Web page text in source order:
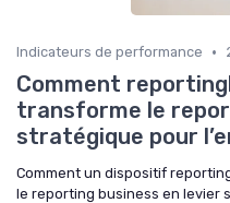
Indicateurs de performance •
Comment
transforme le
stratégique pour
Comment un dispositif
le reporting business en levier